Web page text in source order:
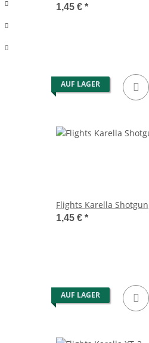
1,45 € *
AUF LAGER
Flights Karella Shotgun
1,45 € *
AUF LAGER